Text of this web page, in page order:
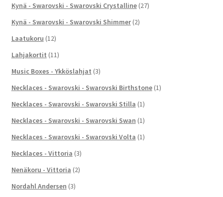
Kynä - Swarovski - Swarovski Crystalline (27)
Kynä - Swarovski - Swarovski Shimmer (2)
Laatukoru (12)
Lahjakortit (11)
Music Boxes - Ykköslahjat (3)
Necklaces - Swarovski - Swarovski Birthstone (1)
Necklaces - Swarovski - Swarovski Stilla (1)
Necklaces - Swarovski - Swarovski Swan (1)
Necklaces - Swarovski - Swarovski Volta (1)
Necklaces - Vittoria (3)
Nenäkoru - Vittoria (2)
Nordahl Andersen (3)